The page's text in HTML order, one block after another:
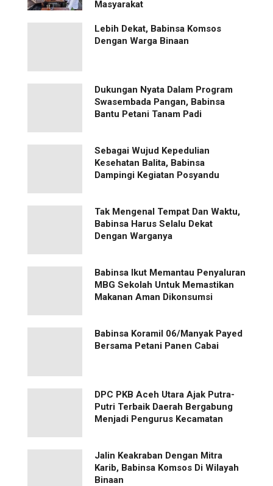
Masyarakat
Lebih Dekat, Babinsa Komsos
Dengan Warga Binaan
Dukungan Nyata Dalam Program
Swasembada Pangan, Babinsa
Bantu Petani Tanam Padi
Sebagai Wujud Kepedulian
Kesehatan Balita, Babinsa
Dampingi Kegiatan Posyandu
Tak Mengenal Tempat Dan Waktu,
Babinsa Harus Selalu Dekat
Dengan Warganya
Babinsa Ikut Memantau Penyaluran
MBG Sekolah Untuk Memastikan
Makanan Aman Dikonsumsi
Babinsa Koramil 06/Manyak Payed
Bersama Petani Panen Cabai
‎DPC PKB Aceh Utara Ajak Putra-
Putri Terbaik Daerah Bergabung
Menjadi Pengurus Kecamatan
Jalin Keakraban Dengan Mitra
Karib, Babinsa Komsos Di Wilayah
Binaan